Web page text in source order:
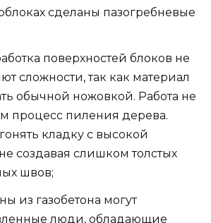
сделаны пазогребневые
поверхностей блоков не
сложности, так как материал
обычной ножовкой. Работа не
процесс пиления дерева.
кладку с высокой
создавая слишком толстых
швов;
из газобетона могут
люди, обладающие